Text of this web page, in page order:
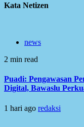
Kata Netizen
news
2 min read
Puadi: Pengawasan
Digital, Bawaslu
1 hari ago redaksi